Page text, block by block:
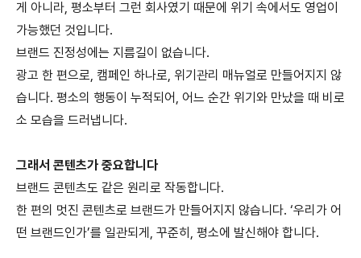
게 아니라, 평소부터 그런 회사였기 때문에 위기 속에서도 영업이
가능했던 것입니다.
브랜드 진정성에는 지름길이 없습니다.
광고 한 편으로, 캠페인 하나로, 위기관리 매뉴얼로 만들어지지 않
습니다. 평소의 행동이 누적되어, 어느 순간 위기와 만났을 때 비로
소 모습을 드러냅니다.
그래서 콘텐츠가 중요합니다
브랜드 콘텐츠도 같은 원리로 작동합니다.
한 편의 멋진 콘텐츠로 브랜드가 만들어지지 않습니다. ‘우리가 어
떤 브랜드인가’를 일관되게, 꾸준히, 평소에 발신해야 합니다.